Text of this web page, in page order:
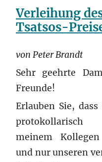
Verleihung
Tsatsos-
von Peter Brandt
Sehr geehrte
Freunde!
Erlauben Sie,
protokollarisch
meinem
und nur unseren